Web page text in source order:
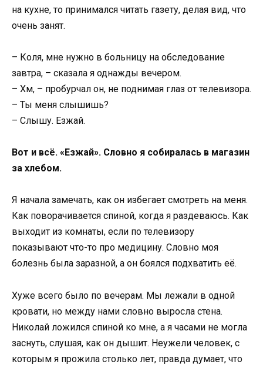
на кухне, то принимался читать газету, делая вид, что
очень занят.
– Коля, мне нужно в больницу на обследование
завтра, – сказала я однажды вечером.
– Хм, – пробурчал он, не поднимая глаз от телевизора.
– Ты меня слышишь?
– Слышу. Езжай.
Вот и всё. «Езжай». Словно я собиралась в магазин
за хлебом.
Я начала замечать, как он избегает смотреть на меня.
Как поворачивается спиной, когда я раздеваюсь. Как
выходит из комнаты, если по телевизору
показывают что-то про медицину. Словно моя
болезнь была заразной, а он боялся подхватить её.
Хуже всего было по вечерам. Мы лежали в одной
кровати, но между нами словно выросла стена.
Николай ложился спиной ко мне, а я часами не могла
заснуть, слушая, как он дышит. Неужели человек, с
которым я прожила столько лет, правда думает, что